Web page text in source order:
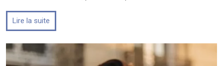
Lire la suite